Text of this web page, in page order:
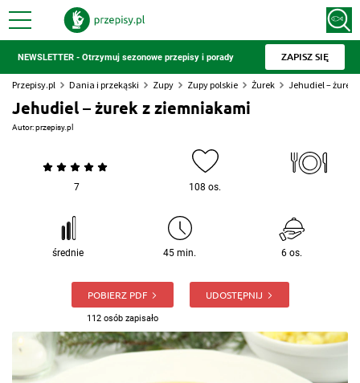
NEWSLETTER - Otrzymuj sezonowe przepisy i porady ZAPISZ SIĘ
Przepisy.pl Dania i przekąski Zupy Zupy polskie Żurek Jehudiel –
Jehudiel – żurek z ziemniakami
Autor:przepisy.pl
7 108 os.
średnie 45 min. 6 os.
POBIERZ PDF
112 osób zapisało
UDOSTĘPNIJ